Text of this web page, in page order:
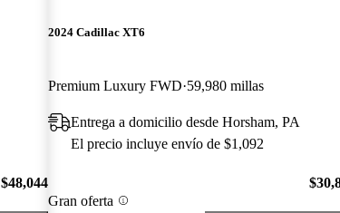
$48,044
2024 Cadillac XT6
Premium Luxury FWD 59,980 millas
Entrega a domicilio desde Horsham, PA
El precio incluye envío de $1,092
Gran oferta